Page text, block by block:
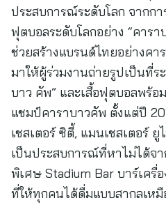
ประสบการณ์ระดับโลก จากก
ฟุตบอลระดับโลกอย่าง “คาร
ช่วยสร้างแบรนด์ไทยอย่างคา
มาให้ผู้ร่วมงานถ่ายรูปเป็นที่ร
บาว คัพ” และเสื้อฟุตบอลพร้อ
แชมป์คาราบาวคัพ ตั้งแต่ปี
เชสเตอร์ ซิตี้, แมนเชสเตอร์ ยู
เป็นประสบการณ์ที่หาไม่ได้จ
พิเศษ Stadium Bar บาร์เครื่
ที่ให้ทุกคนได้ดื่มแบบสากลเห